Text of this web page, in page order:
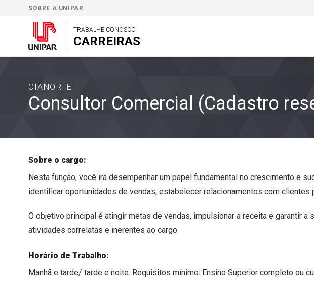
SOBRE A UNIPAR
TRABALHE CONOSCO
CARREIRAS
CIANORTE
Consultor Comercial (Cadastro
Sobre o cargo:
Nesta função, você irá desempenhar um papel fundamental no crescimento e
identificar oportunidades de vendas, estabelecer relacionamentos com clientes
O objetivo principal é atingir metas de vendas, impulsionar a receita e garantir
atividades correlatas e inerentes ao cargo.
Horário de Trabalho:
Manhã e tarde/ tarde e noite. Requisitos mínimo: Ensino Superior completo ou